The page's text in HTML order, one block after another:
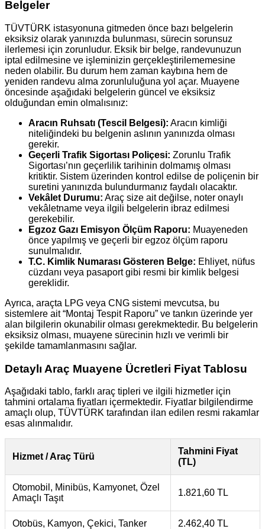
Belgeler
TÜVTÜRK istasyonuna gitmeden önce bazı belgelerin
eksiksiz olarak yanınızda bulunması, sürecin sorunsuz
ilerlemesi için zorunludur. Eksik bir belge, randevunuzun
iptal edilmesine ve işleminizin gerçekleştirilememesine
neden olabilir. Bu durum hem zaman kaybına hem de
yeniden randevu alma zorunluluğuna yol açar. Muayene
öncesinde aşağıdaki belgelerin güncel ve eksiksiz
olduğundan emin olmalısınız:
Aracın Ruhsatı (Tescil Belgesi): Aracın kimliği
niteliğindeki bu belgenin aslının yanınızda olması
gerekir.
Geçerli Trafik Sigortası Poliçesi: Zorunlu Trafik
Sigortası’nın geçerlilik tarihinin dolmamış olması
kritiktir. Sistem üzerinden kontrol edilse de poliçenin bir
suretini yanınızda bulundurmanız faydalı olacaktır.
Vekâlet Durumu: Araç size ait değilse, noter onaylı
vekâletname veya ilgili belgelerin ibraz edilmesi
gerekebilir.
Egzoz Gazı Emisyon Ölçüm Raporu: Muayeneden
önce yapılmış ve geçerli bir egzoz ölçüm raporu
sunulmalıdır.
T.C. Kimlik Numarası Gösteren Belge: Ehliyet, nüfus
cüzdanı veya pasaport gibi resmi bir kimlik belgesi
gereklidir.
Ayrıca, araçta LPG veya CNG sistemi mevcutsa, bu
sistemlere ait “Montaj Tespit Raporu” ve tankın üzerinde yer
alan bilgilerin okunabilir olması gerekmektedir. Bu belgelerin
eksiksiz olması, muayene sürecinin hızlı ve verimli bir
şekilde tamamlanmasını sağlar.
Detaylı Araç Muayene Ücretleri Fiyat Tablosu
Aşağıdaki tablo, farklı araç tipleri ve ilgili hizmetler için
tahmini ortalama fiyatları içermektedir. Fiyatlar bilgilendirme
amaçlı olup, TÜVTÜRK tarafından ilan edilen resmi rakamlar
esas alınmalıdır.
Hizmet / Araç Türü
Tahmini Fiyat
(TL)
Otomobil, Minibüs, Kamyonet, Özel
Amaçlı Taşıt
1.821,60 TL
Otobüs, Kamyon, Çekici, Tanker 2.462,40 TL